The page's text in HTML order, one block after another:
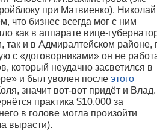
при Матвиенко). Николай
что бизнес всегда мог с ним
как в аппарате вице-
так и в Адмиралтейском районе,
с «договорниками» он не
который неудачно засветился в
и был уволен после этого
значит вот-вот придёт и
практика $10,000 за
в голове могла произойти
вырасти).